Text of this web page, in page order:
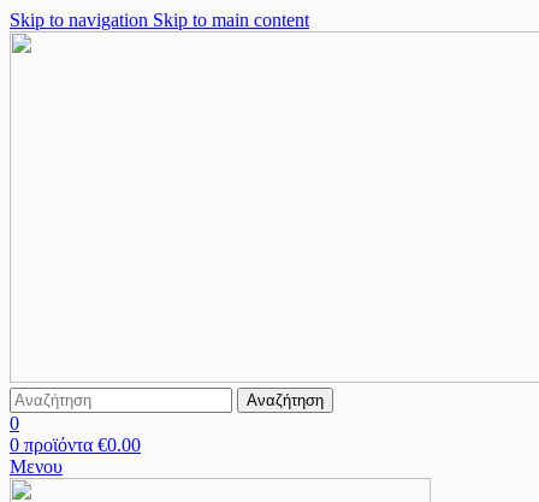
Skip to navigation Skip to main content
Αναζήτηση
0
0 προϊόντα €0.00
Μενου